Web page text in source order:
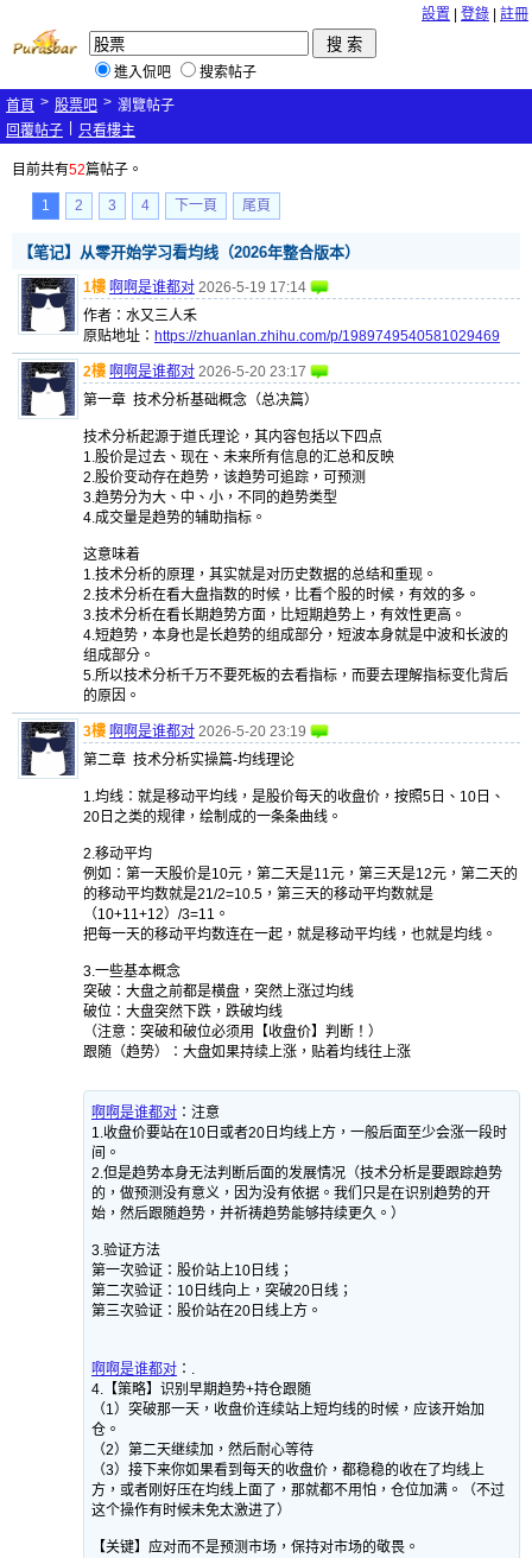
設置 登錄 註冊
進入侃吧
搜索帖子
首頁 > 股票吧 > 瀏覽帖子
回覆帖子
只看樓主
目前共有52篇帖子。
1 2 3 4 下一頁 尾頁
【笔记】从零开始学习看均线（2026年整合版本）
1樓 啊啊是谁都对 2026-5-19 17:14
作者：水又三人禾
原贴地址： https://zhuanlan.zhihu.com/p/1989749540581029469
2樓 啊啊是谁都对 2026-5-20 23:17
第一章 技术分析基础概念（总决篇）
技术分析起源于道氏理论，其内容包括以下四点
1.股价是过去、现在、未来所有信息的汇总和反映
2.股价变动存在趋势，该趋势可追踪，可预测
3.趋势分为大、中、小，不同的趋势类型
4.成交量是趋势的辅助指标。
这意味着
1.技术分析的原理，其实就是对历史数据的总结和重现。
2.技术分析在看大盘指数的时候，比看个股的时候，有效的多。
3.技术分析在看长期趋势方面，比短期趋势上，有效性更高。
4.短趋势，本身也是长趋势的组成部分，短波本身就是中波和长波的
组成部分。
5.所以技术分析千万不要死板的去看指标，而要去理解指标变化背后
的原因。
3樓 啊啊是谁都对 2026-5-20 23:19
第二章 技术分析实操篇-均线理论
1.均线：就是移动平均线，是股价每天的收盘价，按照5日、10日、
20日之类的规律，绘制成的一条条曲线。
2.移动平均
例如：第一天股价是10元，第二天是11元，第三天是12元，第二天的
的移动平均数就是21/2=10.5，第三天的移动平均数就是
（10+11+12）/3=11。
把每一天的移动平均数连在一起，就是移动平均线，也就是均线。
3.一些基本概念
突破：大盘之前都是横盘，突然上涨过均线
破位：大盘突然下跌，跌破均线
（注意：突破和破位必须用【收盘价】判断！）
跟随（趋势）：大盘如果持续上涨，贴着均线往上涨
啊啊是谁都对 ： 注意
1.收盘价要站在10日或者20日均线上方，一般后面至少会涨一段时
间。
2.但是趋势本身无法判断后面的发展情况（技术分析是要跟踪趋势
的，做预测没有意义，因为没有依据。我们只是在识别趋势的开
始，然后跟随趋势，并祈祷趋势能够持续更久。）
3.验证方法
第一次验证：股价站上10日线；
第二次验证：10日线向上，突破20日线；
第三次验证：股价站在20日线上方。
啊啊是谁都对 ： .
4.【策略】识别早期趋势+持仓跟随
（1）突破那一天，收盘价连续站上短均线的时候，应该开始加
仓。
（2）第二天继续加，然后耐心等待
（3）接下来你如果看到每天的收盘价，都稳稳的收在了均线上
方，或者刚好压在均线上面了，那就都不用怕，仓位加满。（不过
这个操作有时候未免太激进了）
【关键】应对而不是预测市场，保持对市场的敬畏。